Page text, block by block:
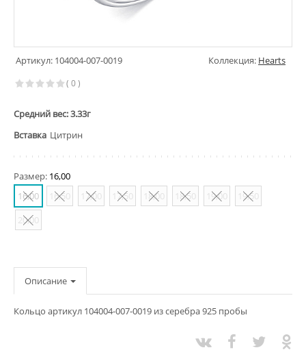
Артикул: 104004-007-0019 Коллекция: Hearts
( 0 )
Средний вес: 3.33г
Вставка Цитрин
Размер: 16,00
16,00
16,50 17,00 17,50 18,00 18,50 19,00
19,50
20,00
Описание
Кольцо артикул 104004-007-0019 из серебра 925 пробы